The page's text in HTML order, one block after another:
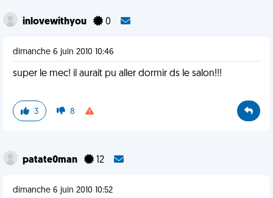
inlovewithyou 0
dimanche 6 juin 2010 10:46
super le mec! il aurait pu aller dormir ds le salon!!!
3 8
patate0man 12
dimanche 6 juin 2010 10:52